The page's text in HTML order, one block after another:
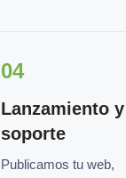
04
Lanzamiento y
soporte
Publicamos tu web,